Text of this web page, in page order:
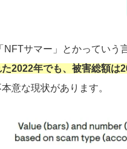
サマー」とかっていう
た2022年でも、被害総額は
意な現状があります。